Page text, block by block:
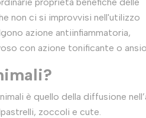
non ci si improvvisi nell'utilizzo
azione antiinfiammatoria,
con azione tonificante o
è quello della diffusione
zoccoli e cute.